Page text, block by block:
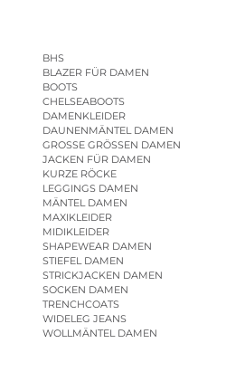
BHS
BLAZER FÜR DAMEN
BOOTS
CHELSEABOOTS
DAMENKLEIDER
DAUNENMÄNTEL DAMEN
GROSSE GRÖSSEN DAMEN
JACKEN FÜR DAMEN
KURZE RÖCKE
LEGGINGS DAMEN
MÄNTEL DAMEN
MAXIKLEIDER
MIDIKLEIDER
SHAPEWEAR DAMEN
STIEFEL DAMEN
STRICKJACKEN DAMEN
SOCKEN DAMEN
TRENCHCOATS
WIDELEG JEANS
WOLLMÄNTEL DAMEN